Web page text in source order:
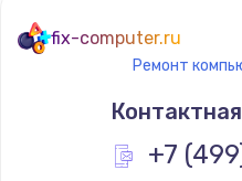
Ремонт
Замена
fix-computer.ru
Ремонт
+7